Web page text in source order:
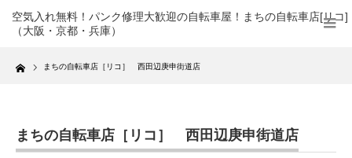
空気入れ無料！パンク修理大歓迎の自転車屋！まちの自転車店[リコ]
（大阪・京都・兵庫）
Home まちの自転車店［リコ］ 西田辺庚申街道店
まちの自転車店［リコ］ 西田辺庚申街道店